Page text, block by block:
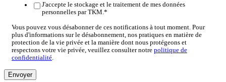
J'accepte le stockage et le traitement de mes données
personnelles par TKM. *
Vous pouvez vous désabonner de ces notifications à tout moment. Pour
plus d'informations sur le désabonnement, nos pratiques en matière de
protection de la vie privée et la manière dont nous protégeons et
respectons votre vie privée, veuillez consulter notre politique de
confidentialité